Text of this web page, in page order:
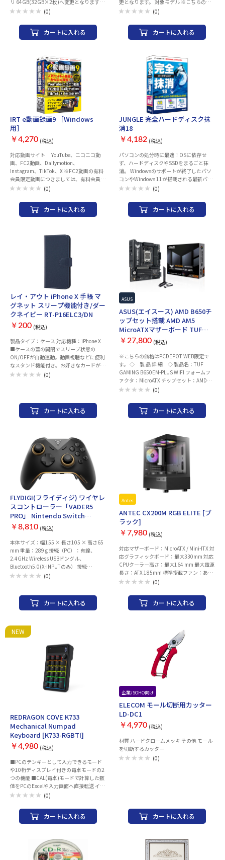
リ 64GB(32GB×2枚)へ変更となります。
アップグレード後、搭載されるメモリの
モデル ※こちらのオプションが対象とな
るモデルは商品仕様や関連おすすめにこち
らのページへのリンクがございます。 単品
承れません。 対象商品とのセット購入以
外は注文をお取消しさせていただきます。
ショップビルドPC一覧はこちら
(0)
カートに入れる
更となります。 対象モデル ※こちらのオ
プションが対象となるモデルは商品仕様や
がございます。 単品購入・対象モデル 以
外とのセット購入は承れません。 対象商
品とのセット購入以外は注文をお取消しさ
(0)
カートに入れる
IRT e動画録画9 ［Windows
用］
￥4,270 (税込)
対応動画サイト YouTube、ニコニコ動
画、FC2動画、Dailymotion、
Instagram、TikTok、X ※FC2動画の有料
会員限定動画につきましては、有料会員ア
カウントが必要です。 ※ニコニコ動画のロ
は非対応です。 ※Instagramはリール動画
または投稿動画のみのダウンロードです。
ストーリー(ストーリーズ)など他の動画は
な動画は非対応です。 ※Xの公開範囲限定
質の音楽(音声)をダウンロードできます。
また、ファイルサイズを抑える為に標準画
1920×1080pixelが最大値となります。
※ニコニコ動画は標準画質のみのダウンロ
ードとなります。 ※Dailymotionは720dpi
が最大値となります。 「iTunes」へインポ
ート ダウンロードした動画や動画の音楽
(音声)を「iTunes」へ自動インポートしま
す。 「iTunes」へインポートされた動画は
「iPhone」「iPad」で再生できます。 パ
ソコンへ保存 動画や動画の音楽(音声)をパ
ソコンの好きな場所へ保存して観ることが
できます。 パソコンに「iTunes」がなくて
も動画を再生するプレーヤーがあれば、
(0)
カートに入れる
JUNGLE 完全ハードディスク抹
消18
￥4,182 (税込)
パソコンの処分時に最適！OSに依存せ
ず、ハードディスクやSSDをまるごと抹
消。 Windowsのサポートが終了したパソ
コンやWindows 11が搭載される最新パソ
コンまでどのようなパソコンにも対応。
す。
(0)
カートに入れる
レイ・アウト iPhone X 手帳 マ
グネット スリープ機能付き/ダー
クネイビー RT-P16ELC3/DN
￥200 (税込)
製品タイプ：ケース 対応機種：iPhone X
■ケースの蓋の開閉でスリープ状態の
ON/OFFが自動連動。動画視聴などに便利
なスタンド機能付き。お好きなカードが入
れられるICカードポケット付き。マグネッ
(0)
カートに入れる
ASUS
ASUS(エイスース) AMD B650チ
ップセット搭載 AMD AM5
MicroATXマザーボード TUF
GAMING B650EM-PLUS WIFI
￥27,800 (税込)
※こちらの価格はPCDEPOT WEB限定で
す。 ◇ 製 品 詳 細 ◇ 製品名：TUF
GAMING B650EM-PLUS WIFI フォームフ
ァクタ：MicroATX チップセット：AMD
B650 CPUソケット：AMD AM5 メモリ ・
ロット数：4 ・最大容量：256GB 拡張ス
ロット ・PCI-Express 5.0 x 16 スロット×
1 (Ryzen 9000/7000シリーズ搭載時) ・
PCI-Express 4.0 x 4 スロット× なし ・
PCI-Express 4.0 x 1 スロット× 1 ストレー
ジ ・M.2× 3 ・SATA× 4 ネットワーク 有
線LAN：Realtek 2.5Gb Ethernet ワイヤレ
ス：2x2 Wi-Fi 6E (802.11ax) Bluetooth：
v5.3 USBインターフェース リア ・USB
・USB2.0 Aポート ×4 フロント(内部コネ
クタ) ・USB Type-C コネクタ ×1 ・
USB3.0 ヘッダー ×1 ・USB2.0 ヘッダー
×2 映像出力(CPUグラフィック内蔵の場
合) ・DisplayPort ×1 ・HDMI ×1 オーデ
ィオ：Realtek 7.1 サラウンドHDオーディ
ーザーマニュアル/クイックスタートガイ
ド ・SATAケーブル ×2 ・WIFIアンテナ
×1 メーカー名：ASUS(エイスース)
※CPUによって拡張スロット動作モード/
メモリ仕様など異なる場合がございます。
ジをご確認ください。 ※CPUの世代な
ど、組み合わせによってはBIOS/UEFIアッ
(0)
カートに入れる
FLYDIGI(フライディジ) ワイヤレ
スコントローラー「VADER5
PRO」 Nintendo Switch
Windows PC iPhone Android
対応 【日本正規代理店品】
￥8,810 (税込)
本体サイズ：幅155 × 長さ105 × 高さ65
mm 重量：289 g 接続（PC）：有線、
2.4GHz Wireless USBドングル、
Bluetooth5.0(X-INPUTのみ） 接続
（Switch™）：Bluetooth5.0 接続（スマー
2.0 m（USB TYPE-C 充電用ケーブル） 内
蔵バッテリー：持続時間：約 13 時間 リチ
INPUTモード ※本製品は、D-INPUTモード
は対応しません。 機能：加速度センサー /
6軸ジャイロセンサー / 振動機能（トリガ
ー・グリップ） 対応プラットフォーム：
Nintendo Switch ™ / Android (10以上) /
iOS (13.4以上) / Windows PC (10以上)
※Swtich2の完全対応は未定です。 内容
物：本体 / USBドングル / USB TYPE-C ケー
ださい。 メーカー商品情報ページ【お知
らせ・ダウンロード】に トラブルシュー
ティングを記載しております。 株式会社サ
イズ VADER5PRO 製品情報ページ
(0)
カートに入れる
Antec
ANTEC CX200M RGB ELITE [ブ
ラック]
￥7,980 (税込)
対応マザーボード：MicroATX / Mini-ITX 対
応グラフィックボード：最大330mm 対応
CPUクーラー高さ：最大164 mm 最大電源
長さ：ATX 185mm 標準搭載ファン：あり
本体サイズ：210x392x350 mm（幅x高さ
(0)
カートに入れる
NEW
REDRAGON COVE K733
Mechanical Numpad
Keyboard [K733-RGBTI]
￥4,980 (税込)
■PCのテンキーとして入力できるモード
や10桁ディスプレイ付きの電卓モードの2
つの機能 ■CAL(電卓)モードで計算した数
値をPCのExcelや入力画面へ直接転送 イン
ターフェース：キーボードに対応したUSB
ド キー数：22キー キータイプ：Redragon
pre-lubed customized switch（カスタム
メカニカルキー） キーピッチ：19mm ス
40g±10gf 入力位置：2.0mm±0.5mm キ
ーストローク：約3.6mm スイッチ耐久
値：約5000万回（理論値） 複数キー同時
(0)
カートに入れる
企業/SOHO向け
ELECOM モール切断用カッター
LD-DC1
￥4,970 (税込)
材質 ハードクロームメッキ その他 モール
を切断するカッター
(0)
カートに入れる